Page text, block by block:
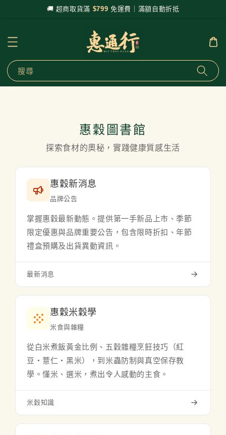
🚚 超商取貨滿 $799 免運費｜滿額自動折抵
搜尋
惠穀圖書館
探索食材的奧秘，實踐健康質感生活
惠穀新消息
品牌公告
掌握惠穀最新動態。提供第一手新品上市、季節
限定優惠與品牌重要公告，包含限時折扣、年節
禮盒預購及出貨異動資訊。
最新消息
惠穀米穀學
米食與雜糧
從白米煮飯黃金比例、五穀雜糧烹飪技巧（紅
豆・薏仁・黑米），到米蟲防制與真空保存教
學。懂米、選米，煮出令人感動的主食。
米穀知識